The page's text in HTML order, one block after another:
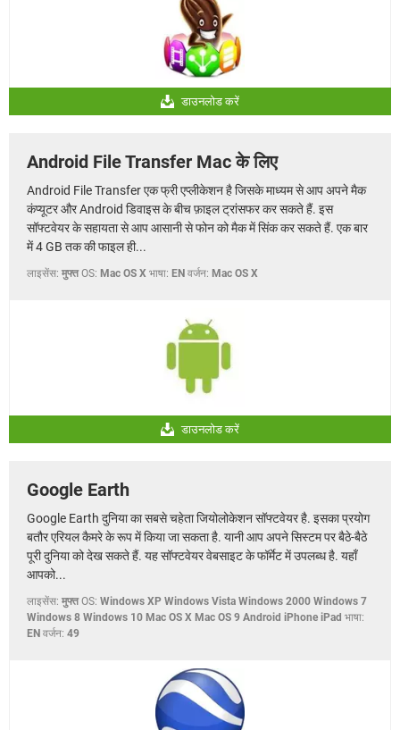
डाउनलोड करें
Android File Transfer Mac के लिए
Android File Transfer एक फ्री एप्लीकेशन है जिसके माध्यम से आप अपने मैक
कंप्यूटर और Android डिवाइस के बीच फ़ाइल ट्रांसफर कर सकते हैं. इस
सॉफ्टवेयर के सहायता से आप आसानी से फोन को मैक में सिंक कर सकते हैं. एक बार
में 4 GB तक की फाइल ही...
लाइसेंस: मुफ्त OS: Mac OS X भाषा: EN वर्जन: Mac OS X
डाउनलोड करें
Google Earth
Google Earth दुनिया का सबसे चहेता जियोलोकेशन सॉफ्टवेयर है. इसका प्रयोग
बतौर एरियल कैमरे के रूप में किया जा सकता है. यानी आप अपने सिस्टम पर बैठे-बैठे
पूरी दुनिया को देख सकते हैं. यह सॉफ्टवेयर वेबसाइट के फॉर्मेट में उपलब्ध है. यहाँ
आपको...
लाइसेंस: मुफ्त OS: Windows XP Windows Vista Windows 2000 Windows 7
Windows 8 Windows 10 Mac OS X Mac OS 9 Android iPhone iPad भाषा:
EN वर्जन: 49